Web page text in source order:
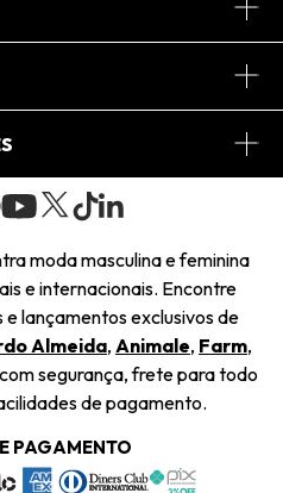
moda masculina e feminina
e internacionais. Encontre
lançamentos exclusivos de
Almeida, Animale, Farm,
segurança, frete para todo
de pagamento.
PAGAMENTO